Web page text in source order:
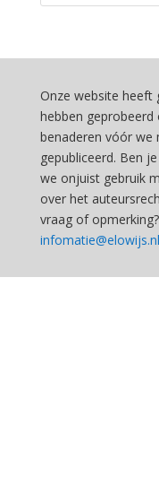
Onze website heeft
hebben
benaderen vóór we
gepubliceerd. Ben
we onjuist gebruik
over het
vraag of
infomatie@elowijs.nl